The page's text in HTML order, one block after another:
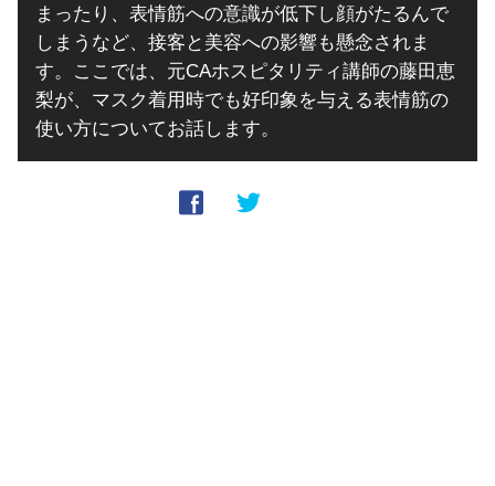
まったり、表情筋への意識が低下し顔がたるんで
しまうなど、接客と美容への影響も懸念されま
す。ここでは、元CAホスピタリティ講師の藤田恵
梨が、マスク着用時でも好印象を与える表情筋の
使い方についてお話します。